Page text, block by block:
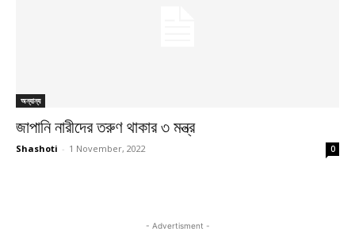
অন্যান্য
জাপানি নারীদের তরুণ থাকার ৩ মন্ত্র
Shashoti - 1 November, 2022 0
- Advertisment -